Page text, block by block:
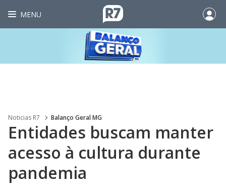
MENU
Noticias R7 Balanço Geral MG
Entidades buscam manter
acesso à cultura durante
pandemia